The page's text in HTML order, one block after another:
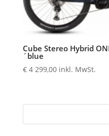
Cube Stereo Hybrid
´blue
€4 299,00 inkl. MwSt.